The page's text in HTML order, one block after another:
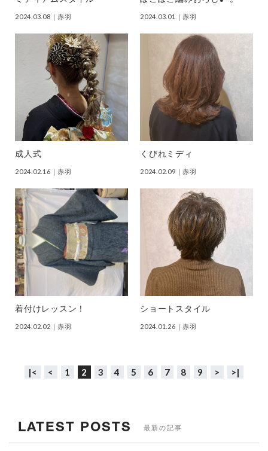
2024.03.08 ｜赤羽 2024.03.01 ｜赤羽
成人式
2024.02.16 ｜赤羽
くびれミディ
2024.02.09 ｜赤羽
着付けレッスン！
2024.02.02 ｜赤羽
ショートスタイル
2024.01.26 ｜赤羽
|< < 1 2 3 4 5 6 7 8 9 > >|
LATEST POSTS 最新の記事